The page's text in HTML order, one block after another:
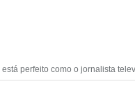
está perfeito como o jornalista